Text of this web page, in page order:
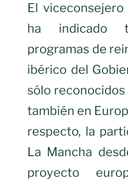
El
ha indicado
programas de
ibérico del
sólo reconocidos
también en
respecto, la
La Mancha
proyecto